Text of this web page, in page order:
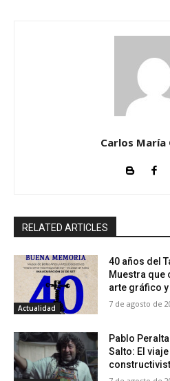
Carlos
RELATED ARTICLES
Actualidad
40 años del
Muestra que
arte gráfico
7 de agosto de
Pablo
Salto: El